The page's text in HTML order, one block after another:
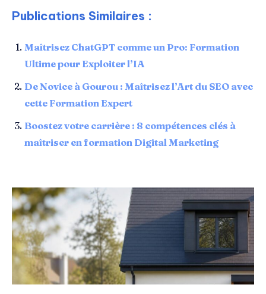
Publications Similaires :
Maîtrisez ChatGPT comme un Pro: Formation
Ultime pour Exploiter l’IA
De Novice à Gourou : Maîtrisez l’Art du SEO avec
cette Formation Expert
Boostez votre carrière : 8 compétences clés à
maîtriser en formation Digital Marketing